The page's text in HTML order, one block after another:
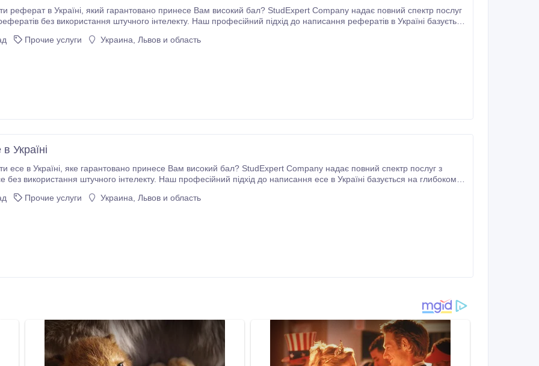
принесе Вам високий бал? StudExpert Company надає повний спектр послуг
без використання штучного інтелекту. Наш професійний підхід до написання рефератів в Україні базується
академічним стандартам.
Прочие услуги Украина, Львов и область
Україні
бал? StudExpert Company надає повний спектр послуг з
без використання штучного інтелекту. Наш професійний підхід до написання есе в Україні базується на глибокому
стандартам.
Прочие услуги Украина, Львов и область